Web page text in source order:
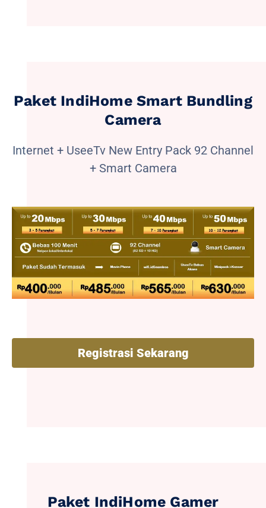
Paket IndiHome Smart Bundling
Camera
Internet + UseeTv New Entry Pack 92 Channel
+ Smart Camera
Registrasi Sekarang
Paket IndiHome Gamer